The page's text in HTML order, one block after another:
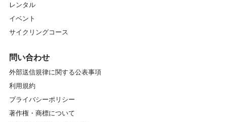
レンタル
イベント
サイクリングコース
問い合わせ
外部送信規律に関する公表事項
利用規約
プライバシーポリシー
著作権・商標について